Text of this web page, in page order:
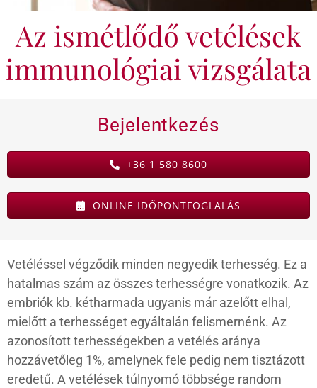
KAPCSOLAT
BLOG
Az ismétlődő vetélések
immunológiai vizsgálata
Bejelentkezés
+36 1 580 8600
ONLINE IDŐPONTFOGLALÁS
Vetéléssel végződik minden negyedik terhesség. Ez a
hatalmas szám az összes terhességre vonatkozik. Az
embriók kb. kétharmada ugyanis már azelőtt elhal,
mielőtt a terhességet egyáltalán felismernénk. Az
azonosított terhességekben a vetélés aránya
hozzávetőleg 1%, amelynek fele pedig nem tisztázott
eredetű. A vetélések túlnyomó többsége random